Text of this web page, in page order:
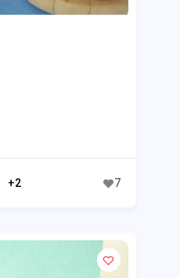
+2 7